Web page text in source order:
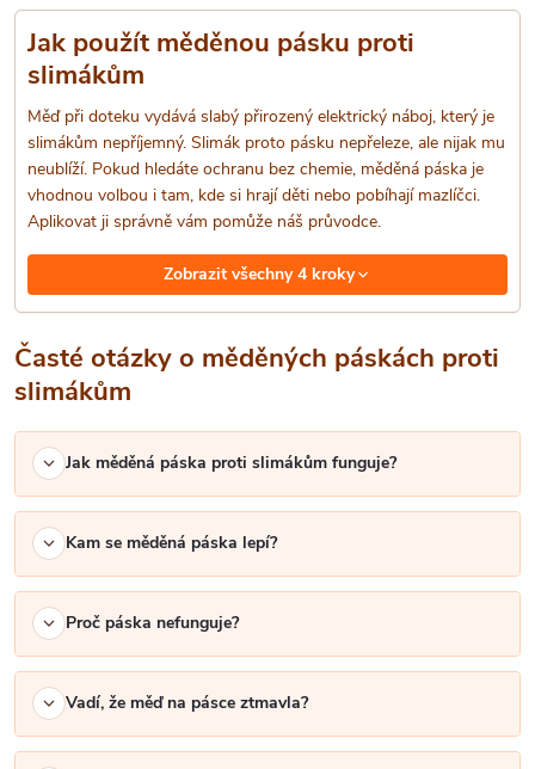
v
k
y
v
ý
p
i
s
u
Jak použít měděnou pásku proti
slimákům
Měď při doteku vydává slabý přirozený elektrický náboj, který je
slimákům nepříjemný. Slimák proto pásku nepřeleze, ale nijak mu
neublíží. Pokud hledáte ochranu bez chemie, měděná páska je
vhodnou volbou i tam, kde si hrají děti nebo pobíhají mazlíčci.
Aplikovat ji správně vám pomůže náš průvodce.
Zobrazit všechny 4 kroky
Časté otázky o měděných páskách proti
slimákům
Jak měděná páska proti slimákům funguje?
Kam se měděná páska lepí?
Proč páska nefunguje?
Vadí, že měď na pásce ztmavla?